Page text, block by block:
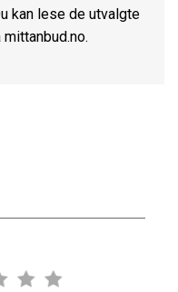
kan lese de utvalgte